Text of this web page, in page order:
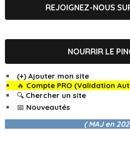
REJOIGNEZ-NOUS
NOURRIR LE
(+) Ajouter mon site
🔥 Compte PRO (Validation
🔍 Chercher un site
📅 Nouveautés
( MAJ en